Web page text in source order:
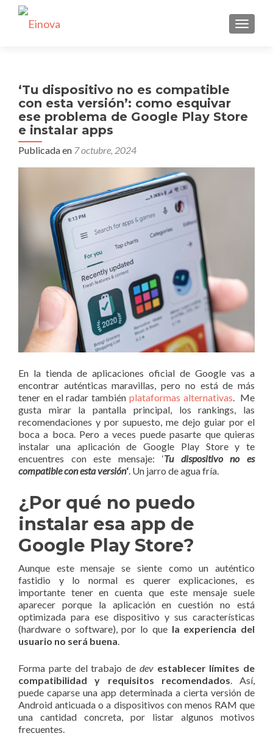
‘Tu dispositivo no es compatible
con esta versión’: como esquivar
ese problema de Google Play Store
e instalar apps
Publicada en 7 octubre, 2024
En la tienda de aplicaciones oficial de Google vas a
encontrar auténticas maravillas, pero no está de más
tener en el radar también plataformas alternativas. Me
gusta mirar la pantalla principal, los rankings, las
recomendaciones y por supuesto, me dejo guiar por el
boca a boca. Pero a veces puede pasarte que quieras
instalar una aplicación de Google Play Store y te
encuentres con este mensaje: ‘Tu dispositivo no es
compatible con esta versión‘. Un jarro de agua fría.
¿Por qué no puedo
instalar esa app de
Google Play Store?
Aunque este mensaje se siente como un auténtico
fastidio y lo normal es querer explicaciones, es
importante tener en cuenta que este mensaje suele
aparecer porque la aplicación en cuestión no está
optimizada para ese dispositivo y sus características
(hardware o software), por lo que la experiencia del
usuario no será buena.
Forma parte del trabajo de dev establecer límites de
compatibilidad y requisitos recomendados. Así,
puede caparse una app determinada a cierta versión de
Android anticuada o a dispositivos con menos RAM que
una cantidad concreta, por listar algunos motivos
frecuentes.